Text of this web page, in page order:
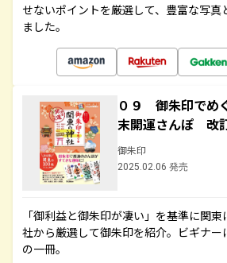
せないポイントを厳選して、豊富な写真
ました。
０９ 御朱印でめ
末開運さんぽ 改
御朱印
2025.02.06 発売
「御利益と御朱印が凄い」を基準に関
社から厳選して御朱印を紹介。ビギナ
の一冊。